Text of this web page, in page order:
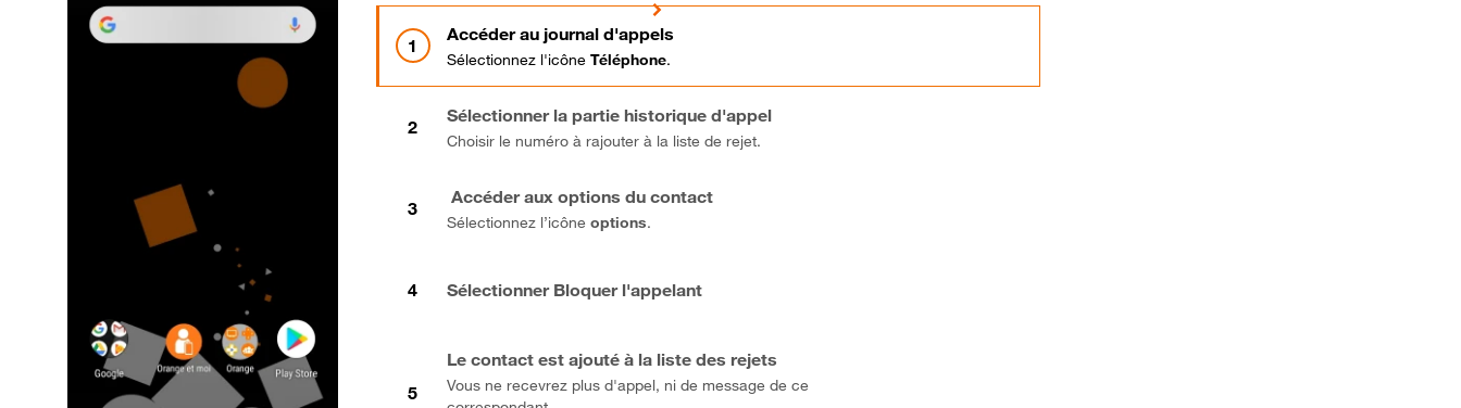
Accéder au journal d'appels
Sélectionnez l'icône Téléphone.
Sélectionner la partie historique d'appel
Choisir le numéro à rajouter à la liste de rejet.
Accéder aux options du contact
Sélectionnez l’icône options.
Sélectionner Bloquer l'appelant
Le contact est ajouté à la liste des rejets
Vous ne recevrez plus d'appel, ni de message de ce